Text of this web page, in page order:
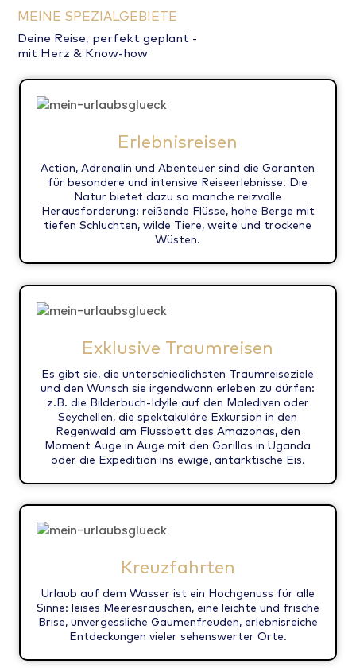
MEINE SPEZIALGEBIETE
Deine Reise, perfekt geplant -
mit Herz & Know-how
Erlebnisreisen
Action, Adrenalin und Abenteuer sind die Garanten
für besondere und intensive Reiseerlebnisse. Die
Natur bietet dazu so manche reizvolle
Herausforderung: reißende Flüsse, hohe Berge mit
tiefen Schluchten, wilde Tiere, weite und trockene
Wüsten.
Exklusive Traumreisen
Es gibt sie, die unterschiedlichsten Traumreiseziele
und den Wunsch sie irgendwann erleben zu dürfen:
z.B. die Bilderbuch-Idylle auf den Malediven oder
Seychellen, die spektakuläre Exkursion in den
Regenwald am Flussbett des Amazonas, den
Moment Auge in Auge mit den Gorillas in Uganda
oder die Expedition ins ewige, antarktische Eis.
Kreuzfahrten
Urlaub auf dem Wasser ist ein Hochgenuss für alle
Sinne: leises Meeresrauschen, eine leichte und frische
Brise, unvergessliche Gaumenfreuden, erlebnisreiche
Entdeckungen vieler sehenswerter Orte.